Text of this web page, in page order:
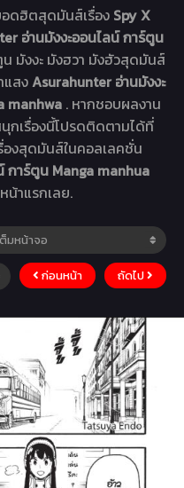
อดฮิตสุดมันส์เรื่อง Spy X
อ่านมังงะออนไลน์ การ์ตูน
น มังงะ มังฮวา มังฮัวสุดมันส์
แสงAsurahunter อ่านมังงะ
manhwa . หากชอบผลงาน
กเรื่องนี้โปรดติดตามได้ที่
องสุดมันส์ในคอลเลคชั่น
การ์ตูน Manga manhua
น้าแรกเลย.
ก่อนหน้า ถัดไป